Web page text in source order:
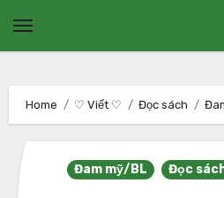
Home ♡ Viết ♡ Đọc sách
Đam mỹ/BL Đọc